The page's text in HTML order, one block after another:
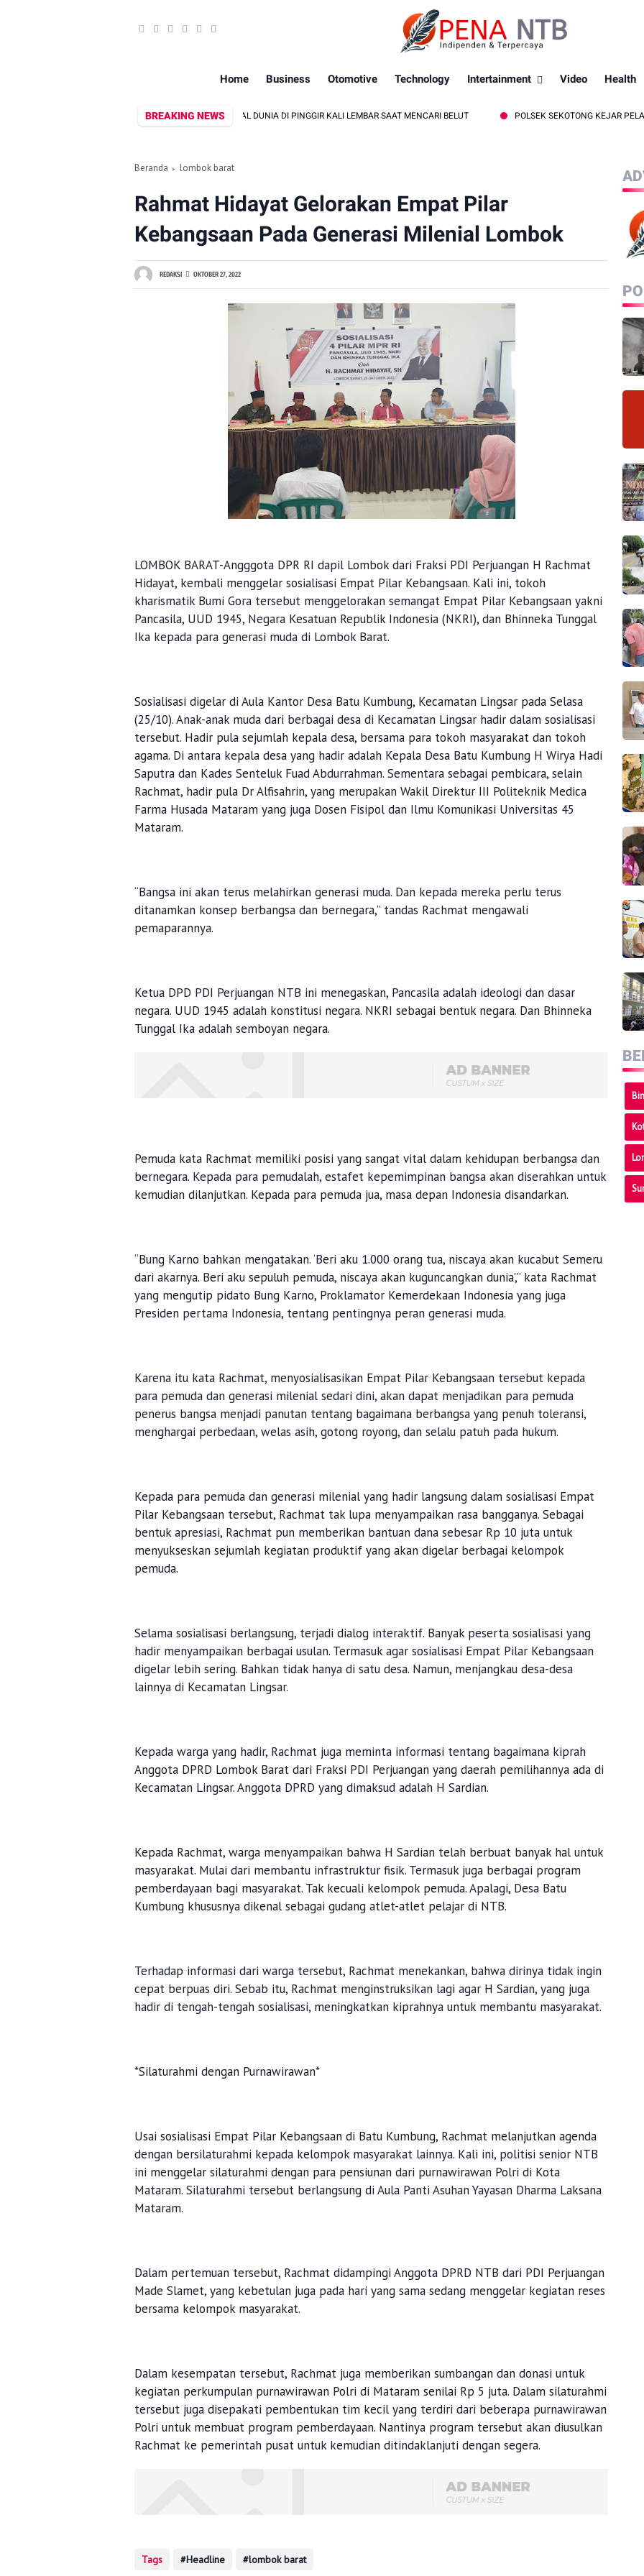
Home Business Otomotive Technology Intertainment Video Health
BREAKING NEWS
PRIA ASAL LINGSAR DITEMUKAN MENINGGAL DUNIA DI PINGGIR KALI LEMBAR SAAT MENCARI BELUT POLSEK SEKOTONG KEJAR PELAKU
Beranda lombok barat
Rahmat Hidayat Gelorakan Empat Pilar
Kebangsaan Pada Generasi Milenial Lombok
REDAKSI OKTOBER 27, 2022
LOMBOK BARAT-Angggota DPR RI dapil Lombok dari Fraksi PDI Perjuangan H Rachmat
Hidayat, kembali menggelar sosialisasi Empat Pilar Kebangsaan. Kali ini, tokoh
kharismatik Bumi Gora tersebut menggelorakan semangat Empat Pilar Kebangsaan yakni
Pancasila, UUD 1945, Negara Kesatuan Republik Indonesia (NKRI), dan Bhinneka Tunggal
Ika kepada para generasi muda di Lombok Barat.
Sosialisasi digelar di Aula Kantor Desa Batu Kumbung, Kecamatan Lingsar pada Selasa
(25/10). Anak-anak muda dari berbagai desa di Kecamatan Lingsar hadir dalam sosialisasi
tersebut. Hadir pula sejumlah kepala desa, bersama para tokoh masyarakat dan tokoh
agama. Di antara kepala desa yang hadir adalah Kepala Desa Batu Kumbung H Wirya Hadi
Saputra dan Kades Senteluk Fuad Abdurrahman. Sementara sebagai pembicara, selain
Rachmat, hadir pula Dr Alfisahrin, yang merupakan Wakil Direktur III Politeknik Medica
Farma Husada Mataram yang juga Dosen Fisipol dan Ilmu Komunikasi Universitas 45
Mataram.
“Bangsa ini akan terus melahirkan generasi muda. Dan kepada mereka perlu terus
ditanamkan konsep berbangsa dan bernegara,” tandas Rachmat mengawali
pemaparannya.
Ketua DPD PDI Perjuangan NTB ini menegaskan, Pancasila adalah ideologi dan dasar
negara. UUD 1945 adalah konstitusi negara. NKRI sebagai bentuk negara. Dan Bhinneka
Tunggal Ika adalah semboyan negara.
Pemuda kata Rachmat memiliki posisi yang sangat vital dalam kehidupan berbangsa dan
bernegara. Kepada para pemudalah, estafet kepemimpinan bangsa akan diserahkan untuk
kemudian dilanjutkan. Kepada para pemuda jua, masa depan Indonesia disandarkan.
“Bung Karno bahkan mengatakan. ‘Beri aku 1.000 orang tua, niscaya akan kucabut Semeru
dari akarnya. Beri aku sepuluh pemuda, niscaya akan kuguncangkan dunia’,” kata Rachmat
yang mengutip pidato Bung Karno, Proklamator Kemerdekaan Indonesia yang juga
Presiden pertama Indonesia, tentang pentingnya peran generasi muda.
Karena itu kata Rachmat, menyosialisasikan Empat Pilar Kebangsaan tersebut kepada
para pemuda dan generasi milenial sedari dini, akan dapat menjadikan para pemuda
penerus bangsa menjadi panutan tentang bagaimana berbangsa yang penuh toleransi,
menghargai perbedaan, welas asih, gotong royong, dan selalu patuh pada hukum.
Kepada para pemuda dan generasi milenial yang hadir langsung dalam sosialisasi Empat
Pilar Kebangsaan tersebut, Rachmat tak lupa menyampaikan rasa bangganya. Sebagai
bentuk apresiasi, Rachmat pun memberikan bantuan dana sebesar Rp 10 juta untuk
menyukseskan sejumlah kegiatan produktif yang akan digelar berbagai kelompok
pemuda.
Selama sosialisasi berlangsung, terjadi dialog interaktif. Banyak peserta sosialisasi yang
hadir menyampaikan berbagai usulan. Termasuk agar sosialisasi Empat Pilar Kebangsaan
digelar lebih sering. Bahkan tidak hanya di satu desa. Namun, menjangkau desa-desa
lainnya di Kecamatan Lingsar.
Kepada warga yang hadir, Rachmat juga meminta informasi tentang bagaimana kiprah
Anggota DPRD Lombok Barat dari Fraksi PDI Perjuangan yang daerah pemilihannya ada di
Kecamatan Lingsar. Anggota DPRD yang dimaksud adalah H Sardian.
Kepada Rachmat, warga menyampaikan bahwa H Sardian telah berbuat banyak hal untuk
masyarakat. Mulai dari membantu infrastruktur fisik. Termasuk juga berbagai program
pemberdayaan bagi masyarakat. Tak kecuali kelompok pemuda. Apalagi, Desa Batu
Kumbung khususnya dikenal sebagai gudang atlet-atlet pelajar di NTB.
Terhadap informasi dari warga tersebut, Rachmat menekankan, bahwa dirinya tidak ingin
cepat berpuas diri. Sebab itu, Rachmat menginstruksikan lagi agar H Sardian, yang juga
hadir di tengah-tengah sosialisasi, meningkatkan kiprahnya untuk membantu masyarakat.
*Silaturahmi dengan Purnawirawan*
Usai sosialisasi Empat Pilar Kebangsaan di Batu Kumbung, Rachmat melanjutkan agenda
dengan bersilaturahmi kepada kelompok masyarakat lainnya. Kali ini, politisi senior NTB
ini menggelar silaturahmi dengan para pensiunan dari purnawirawan Polri di Kota
Mataram. Silaturahmi tersebut berlangsung di Aula Panti Asuhan Yayasan Dharma Laksana
Mataram.
Dalam pertemuan tersebut, Rachmat didampingi Anggota DPRD NTB dari PDI Perjuangan
Made Slamet, yang kebetulan juga pada hari yang sama sedang menggelar kegiatan reses
bersama kelompok masyarakat.
Dalam kesempatan tersebut, Rachmat juga memberikan sumbangan dan donasi untuk
kegiatan perkumpulan purnawirawan Polri di Mataram senilai Rp 5 juta. Dalam silaturahmi
tersebut juga disepakati pembentukan tim kecil yang terdiri dari beberapa purnawirawan
Polri untuk membuat program pemberdayaan. Nantinya program tersebut akan diusulkan
Rachmat ke pemerintah pusat untuk kemudian ditindaklanjuti dengan segera.
Tags Headline lombok barat